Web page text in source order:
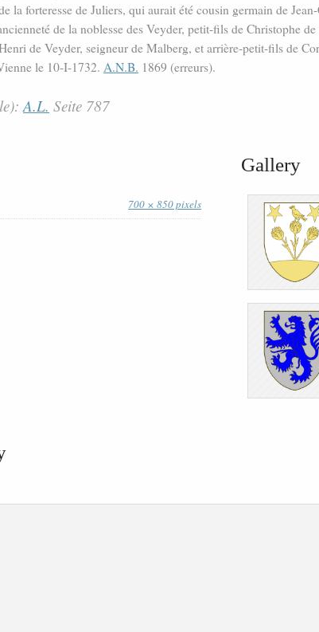
la forteresse de Juliers, qui aurait été cousin germain de
de la noblesse des Veyder, petit-fils de Christophe
de Veyder, seigneur de Malberg, et arrière-petit-fils de
le 10-I-1732. A.N.B. 1869 (erreurs).
A.L. Seite 787
700 × 850 pixels
Gallery